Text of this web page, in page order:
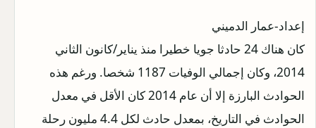
إعداد-عمار الدميني
كان هناك 24 حادثا جويا خطيرا منذ يناير/كانون الثاني
2014، وكان إجمالي الوفيات 1187 شخصا. ورغم هذه
الحوادث البارزة إلا أن عام 2014 كان الأقل في معدل
الحوادث في التاريخ، بمعدل حادث لكل 4.4 مليون رحلة